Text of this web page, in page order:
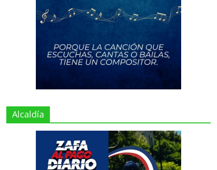
Alcaldía